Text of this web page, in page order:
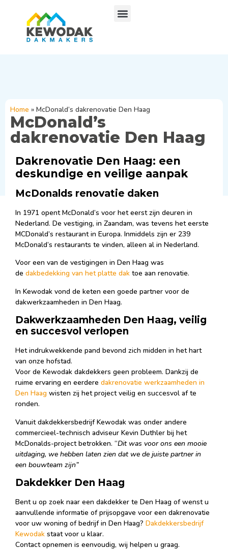
Home » McDonald’s dakrenovatie Den Haag
McDonald’s
dakrenovatie Den Haag
Dakrenovatie Den Haag: een
deskundige en veilige aanpak
McDonalds renovatie daken
In 1971 opent McDonald’s voor het eerst zijn deuren in
Nederland. De vestiging, in Zaandam, was tevens het eerste
MCDonald’s restaurant in Europa. Inmiddels zijn er 239
McDonald’s restaurants te vinden, alleen al in Nederland.
Voor een van de vestigingen in Den Haag was
de dakbedekking van het platte dak toe aan renovatie.
In Kewodak vond de keten een goede partner voor de
dakwerkzaamheden in Den Haag.
Dakwerkzaamheden Den Haag, veilig
en succesvol verlopen
Het indrukwekkende pand bevond zich midden in het hart
van onze hofstad.
Voor de Kewodak dakdekkers geen probleem. Dankzij de
ruime ervaring en eerdere dakrenovatie werkzaamheden in
Den Haag wisten zij het project veilig en succesvol af te
ronden.
Vanuit dakdekkersbedrijf Kewodak was onder andere
commercieel-technisch adviseur Kevin Duthler bij het
McDonalds-project betrokken. “Dit was voor ons een mooie
uitdaging, we hebben laten zien dat we de juiste partner in
een bouwteam zijn”
Dakdekker Den Haag
Bent u op zoek naar een dakdekker te Den Haag of wenst u
aanvullende informatie of prijsopgave voor een dakrenovatie
voor uw woning of bedrijf in Den Haag? Dakdekkersbedrijf
Kewodak staat voor u klaar.
Contact opnemen is eenvoudig, wij helpen u graag.